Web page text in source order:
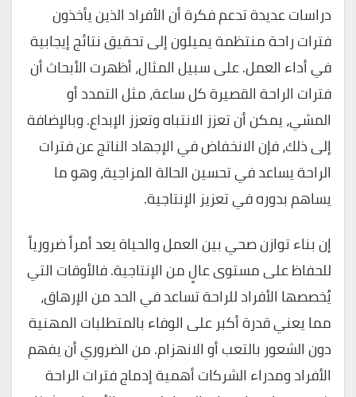
دراسات عديدة تدعم فكرة أن الأفراد الذين يأخذون
فترات راحة منتظمة يميلون إلى تحقيق نتائج إيجابية
في أداء العمل. على سبيل المثال، أظهرت الأبحاث أن
فترات الراحة القصيرة كل ساعة، مثل التمدد أو
المشي، يمكن أن تعزز الانتباه وتعزز الإبداع. وبالإضافة
إلى ذلك، فإن الانخفاض في الإجهاد الناتج عن فترات
الراحة يساعد في تحسين الحالة المزاجية، وهو ما
يساهم بدوره في تعزيز الإنتاجية.
إن بناء توازن صحي بين العمل والحياة يعد أمراً ضرورياً
للحفاظ على مستوى عالٍ من الإنتاجية. فالأوقات التي
يُخصصها الأفراد للراحة تساعد في الحد من الإرهاق،
مما يعني قدرة أكبر على الوفاء بالمتطلبات المهنية
دون الشعور بالتعب أو الانهزام. من الضروري أن يفهم
الأفراد ومدراء الشركات أهمية إدماج فترات الراحة